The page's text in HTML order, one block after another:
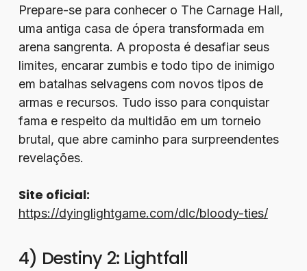
Prepare-se para conhecer o The Carnage Hall,
uma antiga casa de ópera transformada em
arena sangrenta. A proposta é desafiar seus
limites, encarar zumbis e todo tipo de inimigo
em batalhas selvagens com novos tipos de
armas e recursos. Tudo isso para conquistar
fama e respeito da multidão em um torneio
brutal, que abre caminho para surpreendentes
revelações.
Site oficial:
https://dyinglightgame.com/dlc/bloody-ties/
4) Destiny 2: Lightfall